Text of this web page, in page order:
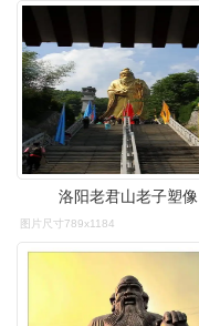
洛阳老君山老子塑像
图片尺寸789x1184